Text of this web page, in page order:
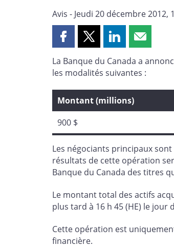
Avis - Jeudi 20 décembre 2012,
Partager
page
sur
Facebook
Partager
page
sur
X
Partager
page
sur
LinkedIn
Partager
page
par
courriel
La Banque du Canada a
les modalités suivantes :
Montant (millions)
900 $
Les négociants principaux
résultats de cette opération
Banque du Canada des titres
Le montant total des actifs
plus tard à 16 h 45 (HE) le
Cette opération est
financière.